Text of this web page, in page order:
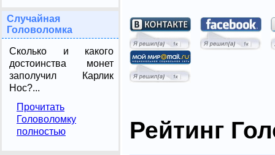
Случайная
Головоломка
Сколько и какого
достоинства монет
заполучил Карлик
Нос?...
Прочитать
Головоломку
полностью
Рейтинг